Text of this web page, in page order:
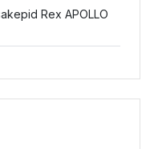
Rex APOLLO